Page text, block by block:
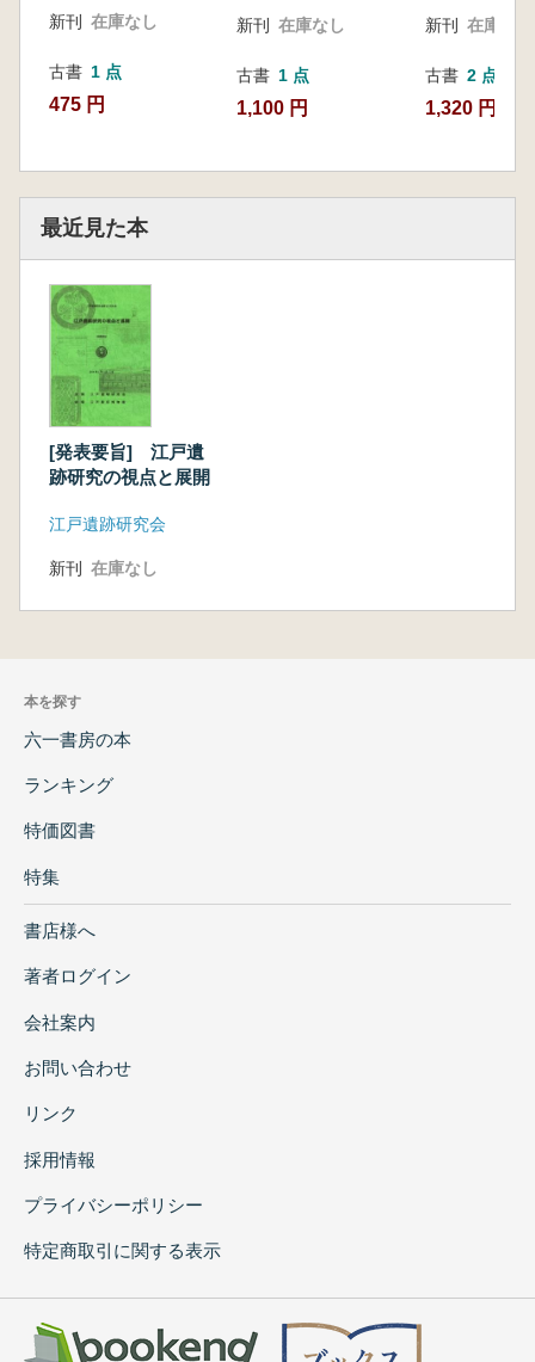
新刊 在庫なし
古書 1 点
475 円
新刊 在庫なし
古書 1 点
1,100 円
新刊 在庫なし
古書 2 点
1,320 円~
最近見た本
[発表要旨] 江戸遺
跡研究の視点と展開
江戸遺跡研究会
新刊 在庫なし
本を探す
六一書房の本
ランキング
特価図書
特集
書店様へ
著者ログイン
会社案内
お問い合わせ
リンク
採用情報
プライバシーポリシー
特定商取引に関する表示